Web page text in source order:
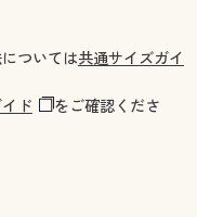
ついては共通サイズガイ
ド
をご確認くださ